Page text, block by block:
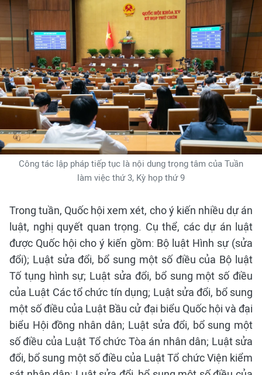
Công tác lập pháp tiếp tục là nội dung trọng tâm của Tuần
làm việc thứ 3, Kỳ họp thứ 9
Trong tuần, Quốc hội xem xét, cho ý kiến nhiều dự án
luật, nghị quyết quan trọng. Cụ thể, các dự án luật
được Quốc hội cho ý kiến gồm: Bộ luật Hình sự (sửa
đổi); Luật sửa đổi, bổ sung một số điều của Bộ luật
Tố tụng hình sự; Luật sửa đổi, bổ sung một số điều
của Luật Các tổ chức tín dụng; Luật sửa đổi, bổ sung
một số điều của Luật Bầu cử đại biểu Quốc hội và đại
biểu Hội đồng nhân dân; Luật sửa đổi, bổ sung một
số điều của Luật Tổ chức Tòa án nhân dân; Luật sửa
đổi, bổ sung một số điều của Luật Tổ chức Viện kiểm